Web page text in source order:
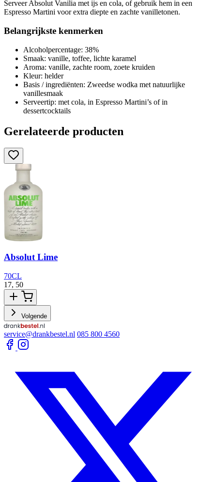
Serveer Absolut Vanilia met ijs en cola, of gebruik hem in een
Espresso Martini voor extra diepte en zachte vanilletonen.
Belangrijkste kenmerken
Alcoholpercentage: 38%
Smaak: vanille, toffee, lichte karamel
Aroma: vanille, zachte room, zoete kruiden
Kleur: helder
Basis / ingrediënten: Zweedse wodka met natuurlijke
vanillesmaak
Serveertip: met cola, in Espresso Martini’s of in
dessertcocktails
Gerelateerde producten
Absolut Lime
70CL
17, 50
Volgende
service@drankbestel.nl 085 800 4560